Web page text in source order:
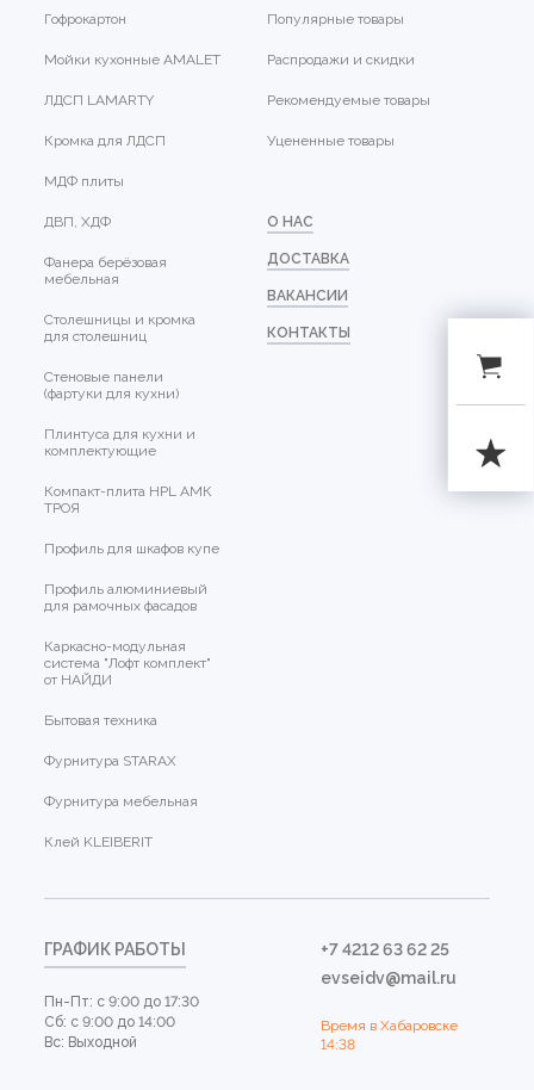
Гофрокартон
Мойки кухонные AMALET
ЛДСП LAMARTY
Кромка для ЛДСП
МДФ плиты
ДВП, ХДФ
Фанера берёзовая
мебельная
Столешницы и кромка
для столешниц
Стеновые панели
(фартуки для кухни)
Плинтуса для кухни и
комплектующие
Компакт-плита HPL АМК
ТРОЯ
Профиль для шкафов купе
Профиль алюминиевый
для рамочных фасадов
Каркасно-модульная
система "Лофт комплект"
от НАЙДИ
Бытовая техника
Фурнитура STARAX
Фурнитура мебельная
Клей KLEIBERIT
Популярные товары
Распродажи и скидки
Рекомендуемые товары
Уцененные товары
О НАС
ДОСТАВКА
ВАКАНСИИ
КОНТАКТЫ
ГРАФИК РАБОТЫ
Пн-Пт: с 9:00 до 17:30
Сб: с 9:00 до 14:00
Вс: Выходной
+7 4212 63 62 25
evseidv@mail.ru
Время в Хабаровске
14:38